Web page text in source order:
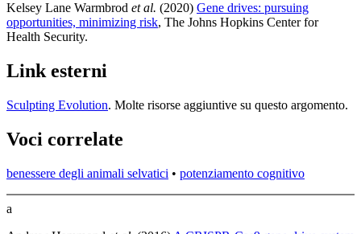
Kelsey Lane Warmbrod et al. (2020) Gene drives: pursuing
opportunities, minimizing risk, The Johns Hopkins Center for
Health Security.
Link esterni
Sculpting Evolution. Molte risorse aggiuntive su questo argomento.
Voci correlate
benessere degli animali selvatici • potenziamento cognitivo
a